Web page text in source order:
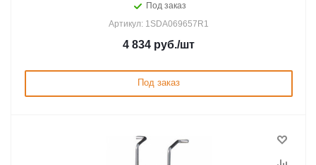
Под заказ
Артикул: 1SDA069657R1
4 834 руб./шт
Под заказ